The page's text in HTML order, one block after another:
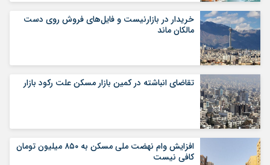
خریدار در بازارنیست و فایل‌های فروش روی دست
مالکان ماند
تقاضای انباشته در کمین بازار مسکن علت رکود بازار
افزایش وام نهضت ملی مسکن به ۸۵۰ میلیون تومان
کافی نیست